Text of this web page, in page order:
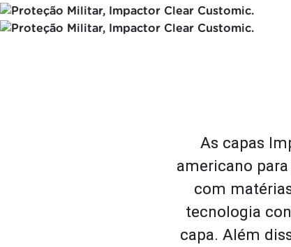
As capas
americano
com
tecnologia
capa. Além